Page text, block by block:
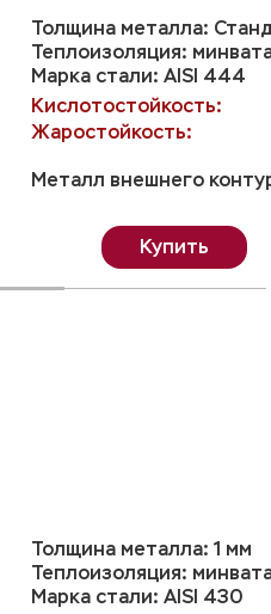
Толщина металла:
Теплоизоляция:
Марка стали: AISI 444
Кислотостойкость:
Жаростойкость:
Металл внешнего
Купить
Толщина металла: 1 мм
Теплоизоляция:
Марка стали: AISI 430